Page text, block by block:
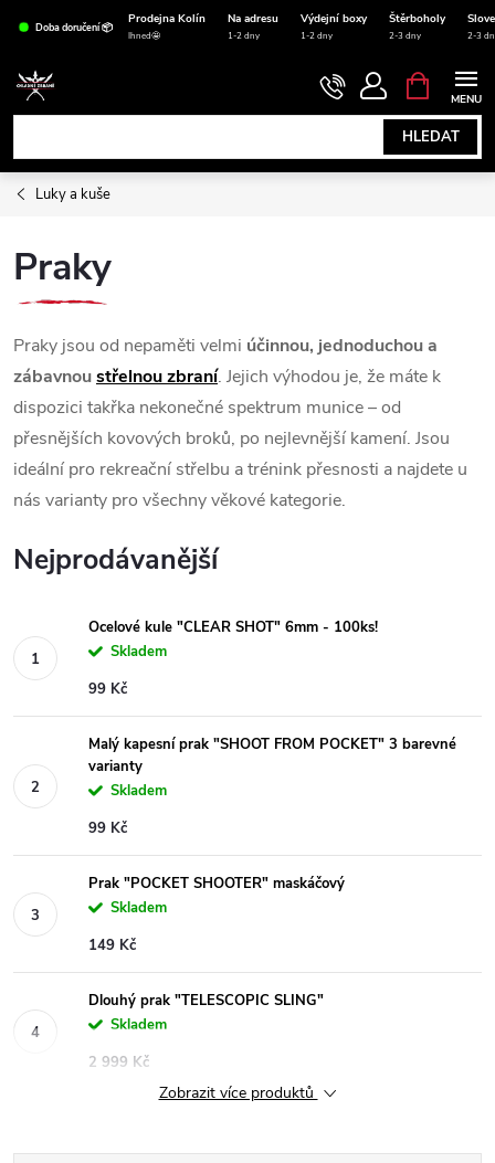
obsah
Doba doručení 📦
Prodejna Kolín Na adresu Výdejní boxy Štěrboholy
Ihned🤩 1-2 dny 1-2 dny 2-3 dny 2-3
HLEDAT
NÁKUPNÍ
KOŠÍK
Luky a kuše
Praky
Praky jsou od nepaměti velmi účinnou, jednoduchou a
zábavnoustřelnou zbraní. Jejich výhodou je, že máte k
dispozici takřka nekonečné spektrum munice – od
přesnějších kovových broků, po nejlevnější kamení. Jsou
ideální pro rekreační střelbu a trénink přesnosti a najdete u
nás varianty pro všechny věkové kategorie.
Nejprodávanější
Ocelové kule "CLEAR SHOT" 6mm - 100ks!
Skladem
99 Kč
Malý kapesní prak "SHOOT FROM POCKET" 3 barevné
varianty
Skladem
99 Kč
Prak "POCKET SHOOTER" maskáčový
Skladem
149 Kč
Dlouhý prak "TELESCOPIC SLING"
Skladem
2 999 Kč
Zobrazit více produktů